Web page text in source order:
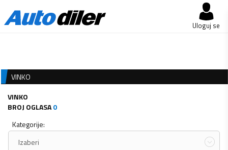
Uloguj se
VINKO
VINKO
BROJ OGLASA0
Kategorije:
Izaberi